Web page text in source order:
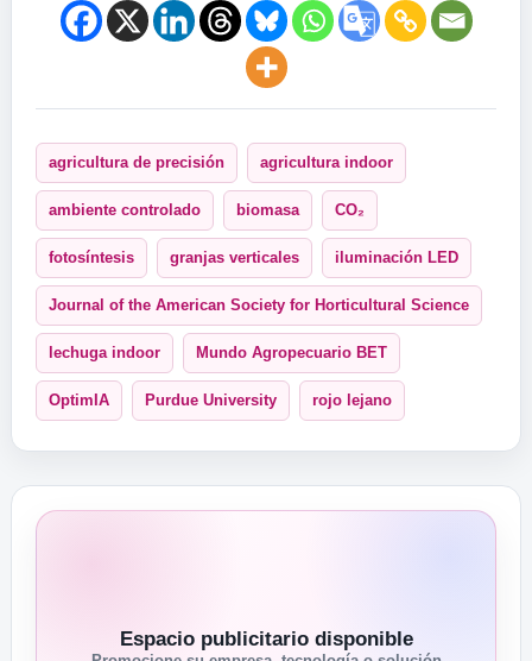
agricultura de precisión agricultura indoor
ambiente controlado biomasa CO₂
fotosíntesis granjas verticales iluminación LED
Journal of the American Society for Horticultural Science
lechuga indoor Mundo Agropecuario BET
OptimIA Purdue University rojo lejano
Espacio publicitario disponible